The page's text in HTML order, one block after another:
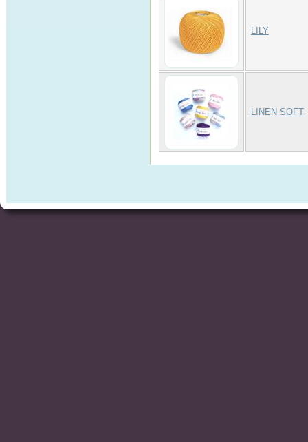
LILY
LINEN SOFT